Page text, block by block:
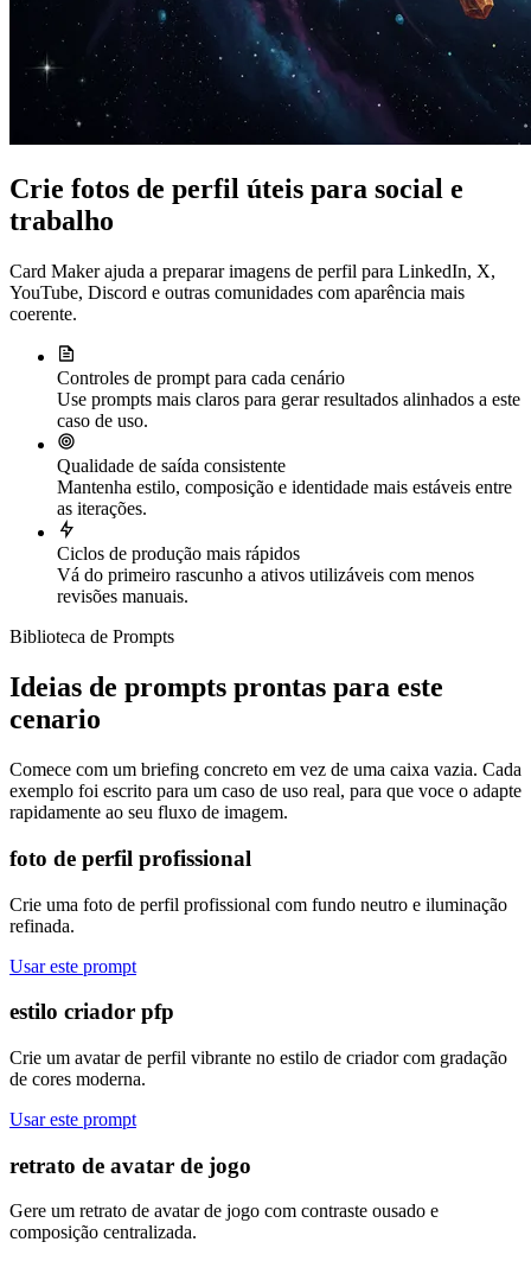
Crie fotos de perfil úteis para social e
trabalho
Card Maker ajuda a preparar imagens de perfil para LinkedIn, X,
YouTube, Discord e outras comunidades com aparência mais
coerente.
Controles de prompt para cada cenário
Use prompts mais claros para gerar resultados alinhados a este
caso de uso.
Qualidade de saída consistente
Mantenha estilo, composição e identidade mais estáveis entre
as iterações.
Ciclos de produção mais rápidos
Vá do primeiro rascunho a ativos utilizáveis com menos
revisões manuais.
Biblioteca de Prompts
Ideias de prompts prontas para este
cenario
Comece com um briefing concreto em vez de uma caixa vazia. Cada
exemplo foi escrito para um caso de uso real, para que voce o adapte
rapidamente ao seu fluxo de imagem.
foto de perfil profissional
Crie uma foto de perfil profissional com fundo neutro e iluminação
refinada.
Usar este prompt
estilo criador pfp
Crie um avatar de perfil vibrante no estilo de criador com gradação
de cores moderna.
Usar este prompt
retrato de avatar de jogo
Gere um retrato de avatar de jogo com contraste ousado e
composição centralizada.